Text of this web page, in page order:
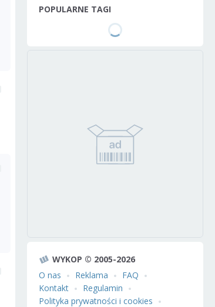
POPULARNE TAGI
WYKOP © 2005-2026
O nas
Reklama
FAQ
Kontakt
Regulamin
Polityka prywatności i cookies